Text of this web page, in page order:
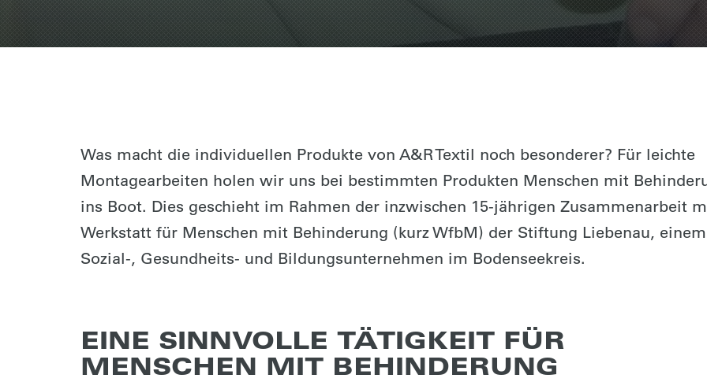
Was macht die individuellen Produkte von A&R Textil noch besonderer? Für leichte
Montagearbeiten holen wir uns bei bestimmten Produkten Menschen mit
ins Boot. Dies geschieht im Rahmen der inzwischen 15-jährigen Zusammenarbeit
Werkstatt für Menschen mit Behinderung (kurz WfbM) der Stiftung Liebenau, einem
Sozial-, Gesundheits- und Bildungsunternehmen im Bodenseekreis.
EINE SINNVOLLE TÄTIGKEIT FÜR
MENSCHEN MIT BEHINDERUNG